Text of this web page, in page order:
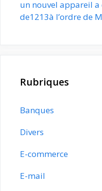
un nouvel appareil a
de1213à l’ordre de
Rubriques
Banques
Divers
E-commerce
E-mail